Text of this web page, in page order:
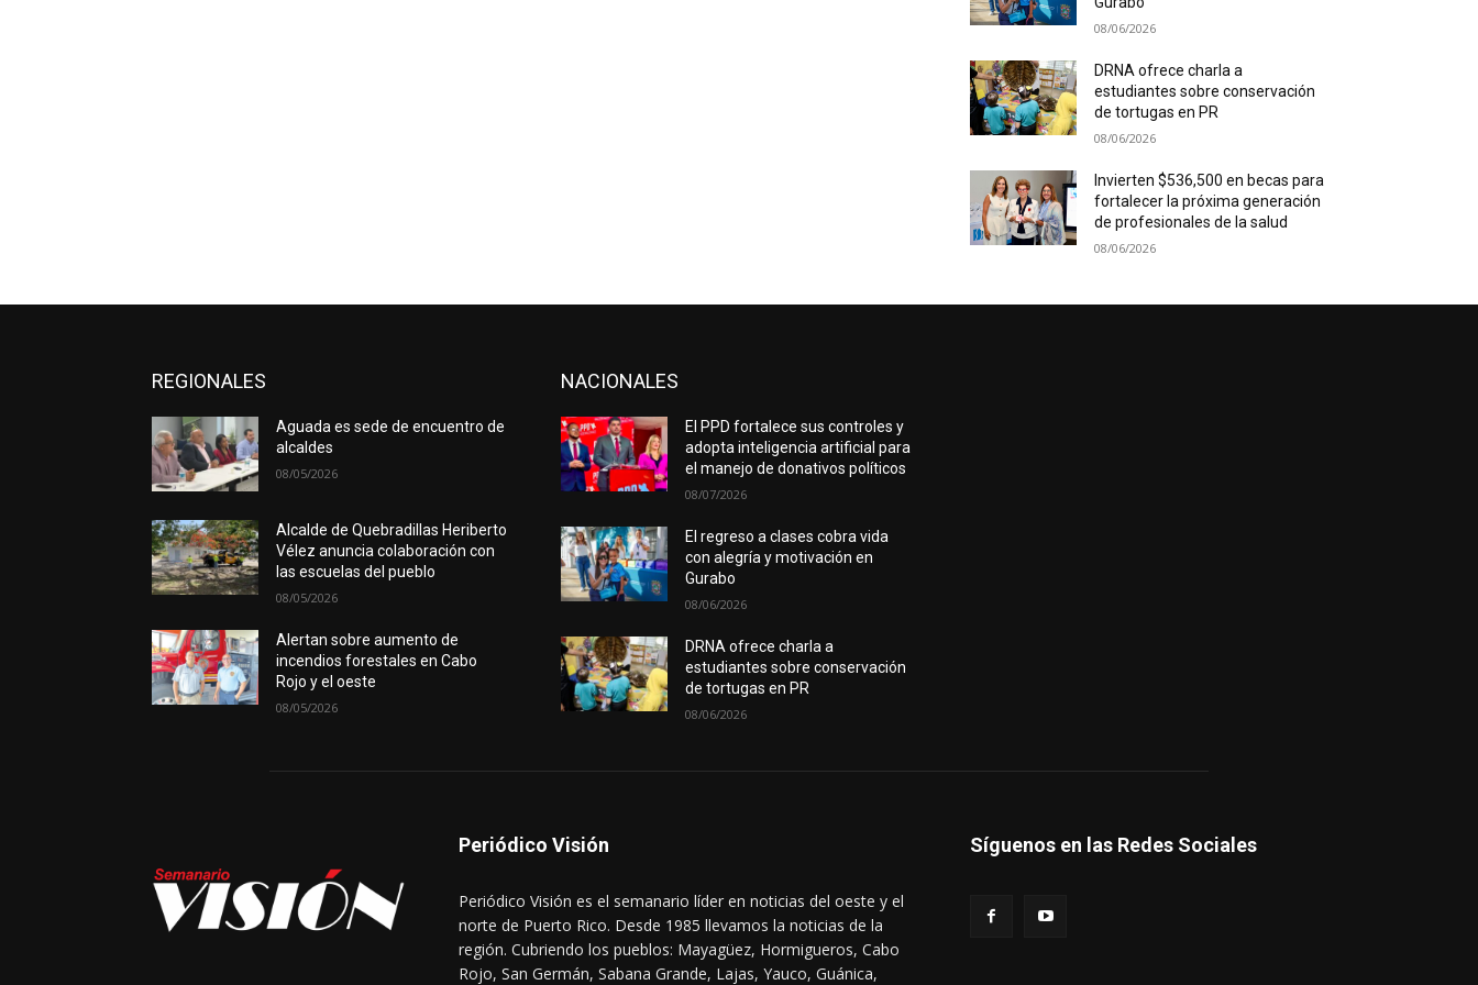
08/06/2026
DRNA ofrece charla a
estudiantes sobre conservación
de tortugas en PR
08/06/2026
Invierten $536,500 en becas para
fortalecer la próxima generación
de profesionales de la salud
08/06/2026
REGIONALES
Aguada es sede de encuentro de
alcaldes
08/05/2026
Alcalde de Quebradillas Heriberto
Vélez anuncia colaboración con
las escuelas del pueblo
08/05/2026
Alertan sobre aumento de
incendios forestales en Cabo
Rojo y el oeste
08/05/2026
NACIONALES
El PPD fortalece sus controles y
adopta inteligencia artificial para
el manejo de donativos políticos
08/07/2026
El regreso a clases cobra vida
con alegría y motivación en
Gurabo
08/06/2026
DRNA ofrece charla a
estudiantes sobre conservación
de tortugas en PR
08/06/2026
Periódico Visión
Periódico Visión es el semanario líder en noticias del oeste y el
norte de Puerto Rico. Desde 1985 llevamos la noticias de la
región. Cubriendo los pueblos: Mayagüez, Hormigueros, Cabo
Rojo, San Germán, Sabana Grande, Lajas, Yauco, Guánica,
Síguenos en las Redes Sociales